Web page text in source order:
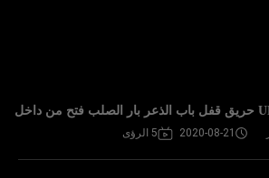
2020-08-21 5 الرؤى